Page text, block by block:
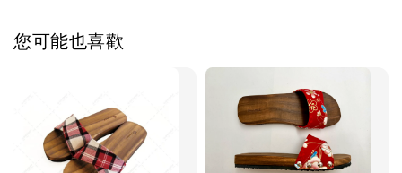
您可能也喜歡